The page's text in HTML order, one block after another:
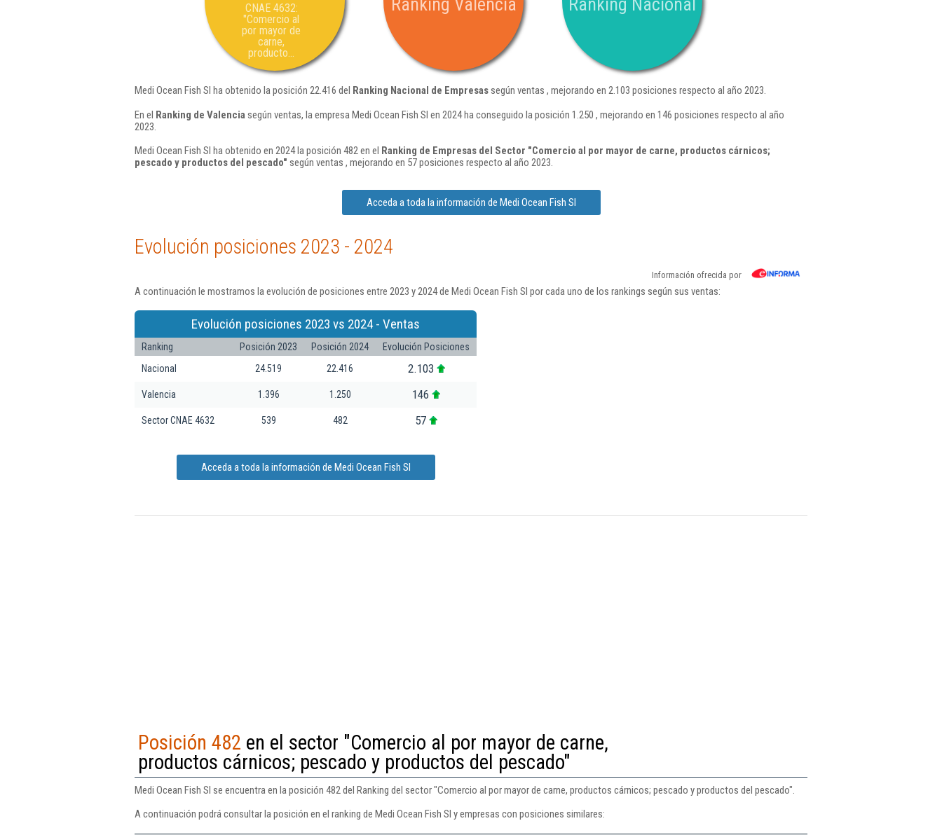
CNAE 4632:
"Comercio al
por mayor de
carne,
producto...
Ranking Valencia Ranking Nacional
Medi Ocean Fish Sl ha obtenido la posición 22.416 del Ranking Nacional de Empresassegún ventas , mejorando en 2.103 posiciones respecto al año 2023.
En el Ranking de Valencia según ventas, la empresa Medi Ocean Fish Sl en 2024 ha conseguido la posición 1.250 , mejorando en 146 posiciones respecto al año
2023.
Medi Ocean Fish Sl ha obtenido en 2024 la posición 482 en el Ranking de Empresas del Sector "Comercio al por mayor de carne, productos cárnicos;
pescado y productos del pescado" según ventas , mejorando en 57 posiciones respecto al año 2023.
Acceda a toda la información de Medi Ocean Fish Sl
Evolución posiciones 2023 - 2024
Información ofrecida por
A continuación le mostramos la evolución de posiciones entre 2023 y 2024 de Medi Ocean Fish Sl por cada uno de los rankings según sus ventas:
Evolución posiciones 2023 vs 2024 - Ventas
Ranking Posición 2023 Posición 2024
Evolución Posiciones
Nacional
24.519 22.416 2.103
Valencia 1.396 1.250 146
Sector CNAE 4632 539 482 57
Acceda a toda la información de Medi Ocean Fish Sl
Posición 482 en el sector "Comercio al por mayor de carne,
productos cárnicos; pescado y productos del pescado"
Medi Ocean Fish Sl se encuentra en la posición 482 del Ranking del sector "Comercio al por mayor de carne, productos cárnicos; pescado y productos del pescado".
A continuación podrá consultar la posición en el ranking de Medi Ocean Fish Sl y empresas con posiciones similares: